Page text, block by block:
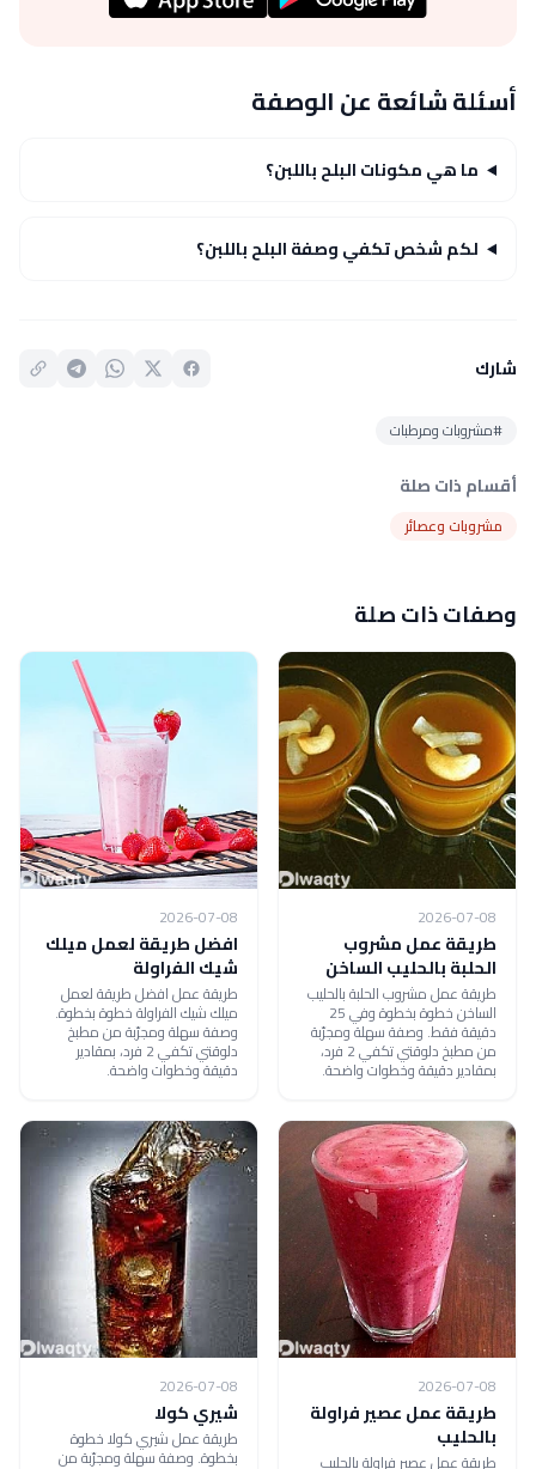
أسئلة شائعة عن الوصفة
ما هي مكونات البلح باللبن؟
لكم شخص تكفي وصفة البلح باللبن؟
شارك
#مشروبات ومرطبات
أقسام ذات صلة
مشروبات وعصائر
وصفات ذات صلة
2026-07-08
طريقة عمل مشروب
الحلبة بالحليب الساخن
طريقة عمل مشروب الحلبة بالحليب
الساخن خطوة بخطوة وفي 25
دقيقة فقط. وصفة سهلة ومجرّبة
من مطبخ دلوقتي تكفي 2 فرد،
بمقادير دقيقة وخطوات واضحة.
2026-07-08
افضل طريقة لعمل ميلك
شيك الفراولة
طريقة عمل افضل طريقة لعمل
ميلك شيك الفراولة خطوة بخطوة.
وصفة سهلة ومجرّبة من مطبخ
دلوقتي تكفي 2 فرد، بمقادير
دقيقة وخطوات واضحة.
2026-07-08
طريقة عمل عصير فراولة
بالحليب
طريقة عمل عصير فراولة بالحليب
2026-07-08
شيري كولا
طريقة عمل شيري كولا خطوة
بخطوة. وصفة سهلة ومجرّبة من